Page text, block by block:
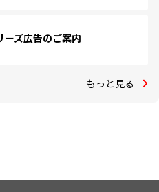
ーズ広告のご案内
もっと見る